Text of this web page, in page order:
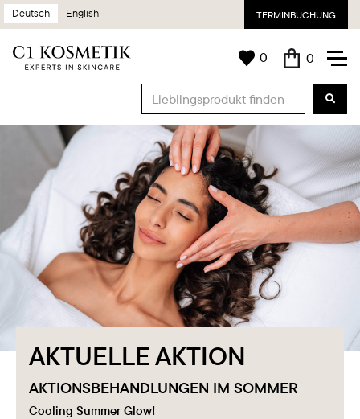
Deutsch English TERMINBUCHUNG
0 0
AKTUELLE AKTION
AKTIONSBEHANDLUNGEN IM SOMMER
Cooling Summer Glow!